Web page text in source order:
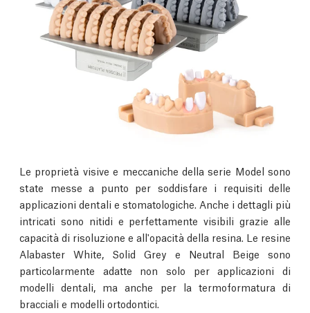
Le proprietà visive e meccaniche della serie Model sono
state messe a punto per soddisfare i requisiti delle
applicazioni dentali e stomatologiche. Anche i dettagli più
intricati sono nitidi e perfettamente visibili grazie alle
capacità di risoluzione e all'opacità della resina. Le resine
Alabaster White, Solid Grey e Neutral Beige sono
particolarmente adatte non solo per applicazioni di
modelli dentali, ma anche per la termoformatura di
bracciali e modelli ortodontici.